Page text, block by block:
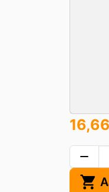
remove
shopping_cart